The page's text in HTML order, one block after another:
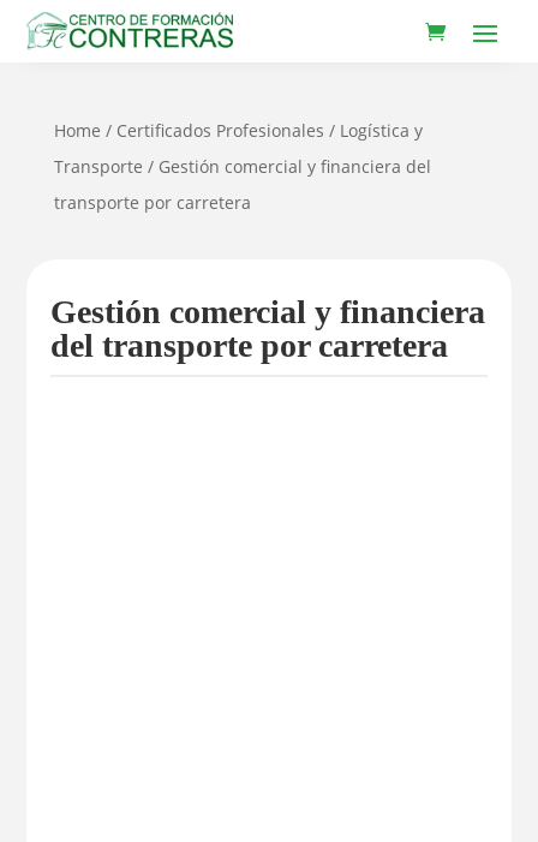
Home / Certificados Profesionales / Logística y
Transporte / Gestión comercial y financiera del
transporte por carretera
Gestión comercial y financiera
del transporte por carretera